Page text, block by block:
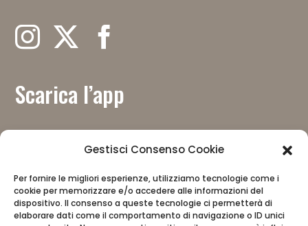
Gestisci Consenso Cookie
Per fornire le migliori esperienze, utilizziamo tecnologie come i
cookie per memorizzare e/o accedere alle informazioni del
dispositivo. Il consenso a queste tecnologie ci permetterà di
elaborare dati come il comportamento di navigazione o ID unici
Scarica l’app
Con il contributo del